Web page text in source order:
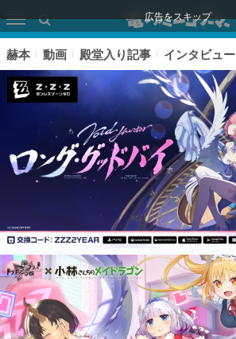
広告をスキップ
ピックアップ
電ファミのいま読まれている記事ランキング
赫本 動画 殿堂入り記事 インタビュー